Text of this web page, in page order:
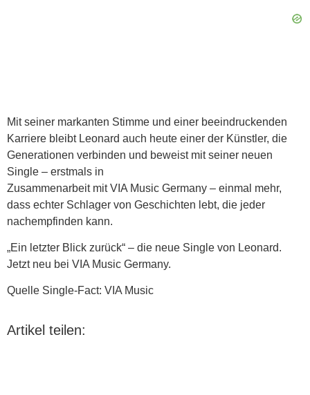
Mit seiner markanten Stimme und einer beeindruckenden
Karriere bleibt Leonard auch heute einer der Künstler, die
Generationen verbinden und beweist mit seiner neuen
Single – erstmals in
Zusammenarbeit mit VIA Music Germany – einmal mehr,
dass echter Schlager von Geschichten lebt, die jeder
nachempfinden kann.
„Ein letzter Blick zurück“ – die neue Single von Leonard.
Jetzt neu bei VIA Music Germany.
Quelle Single-Fact: VIA Music
Artikel teilen: